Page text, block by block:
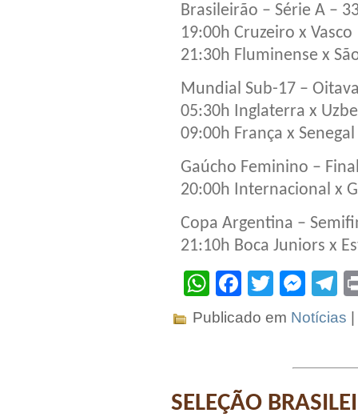
Brasileirão – Série A –
19:00h Cruzeiro x Vasco
21:30h Fluminense x
Mundial Sub-17 –
05:30h Inglaterra x
09:00h França x Senegal
Gaúcho Feminino –
20:00h Internacional x
Copa Argentina –
21:10h Boca Juniors x
WhatsApp
Facebook
Twitter
Publicado em Notícias |
SELEÇÃO